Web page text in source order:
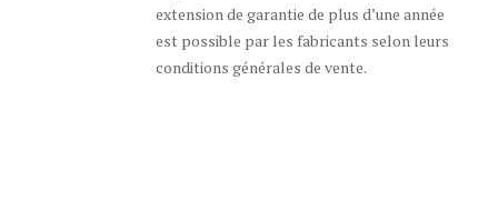
extension de garantie de plus d’une année
est possible par les fabricants selon leurs
conditions générales de vente.